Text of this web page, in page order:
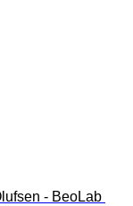
- BeoLab